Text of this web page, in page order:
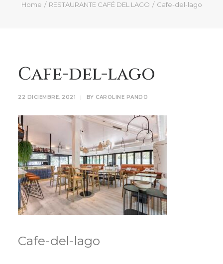
QUIÉN SOY
Home RESTAURANTE CAFÉ DEL LAGO Cafe-del-lago
Cafe-del-lago
22 DICIEMBRE, 2021 | BY CAROLINE PANDO
Cafe-del-lago